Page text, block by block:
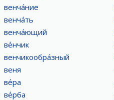
венча́ние
венча́ть
венча́ющий
ве́нчик
венчикообра́зный
веня
ве́ра
ве́рба